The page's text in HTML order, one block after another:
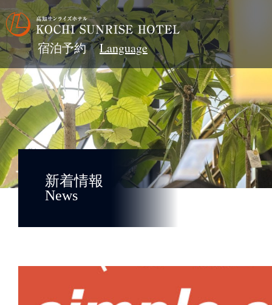
宿泊予約
新着情報
News